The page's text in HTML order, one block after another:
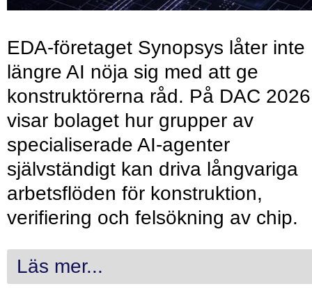
EDA-företaget Synopsys låter inte
längre AI nöja sig med att ge
konstruktörerna råd. På DAC 2026
visar bolaget hur grupper av
specialiserade AI-agenter
självständigt kan driva långvariga
arbetsflöden för konstruktion,
verifiering och felsökning av chip.
Läs mer...